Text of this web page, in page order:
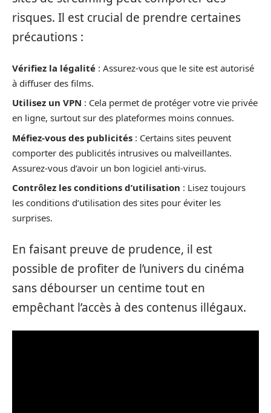
risques. Il est crucial de prendre certaines
précautions :
Vérifiez la légalité : Assurez-vous que le site est autorisé
à diffuser des films.
Utilisez un VPN : Cela permet de protéger votre vie privée
en ligne, surtout sur des plateformes moins connues.
Méfiez-vous des publicités : Certains sites peuvent
comporter des publicités intrusives ou malveillantes.
Assurez-vous d’avoir un bon logiciel anti-virus.
Contrôlez les conditions d’utilisation : Lisez toujours
les conditions d’utilisation des sites pour éviter les
surprises.
En faisant preuve de prudence, il est
possible de profiter de l’univers du cinéma
sans débourser un centime tout en
empêchant l’accès à des contenus illégaux.